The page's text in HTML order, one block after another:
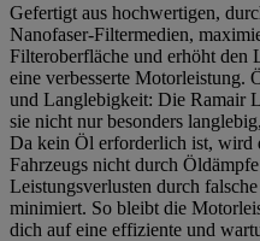
Gefertigt aus hochwertigen,
Nanofaser-Filtermedien,
Filteroberfläche und erhöht den
eine verbesserte Motorleistung.
und Langlebigkeit: Die Ramair
sie nicht nur besonders
Da kein Öl erforderlich ist, wird
Fahrzeugs nicht durch
Leistungsverlusten durch
minimiert. So bleibt die
dich auf eine effiziente und